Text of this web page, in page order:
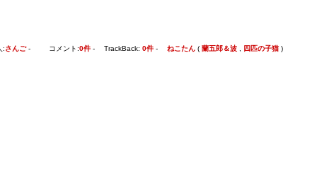
:さんご- コメント:0件- TrackBack: 0件- ねこたん( 蘭五郎＆波, 四匹の子猫)